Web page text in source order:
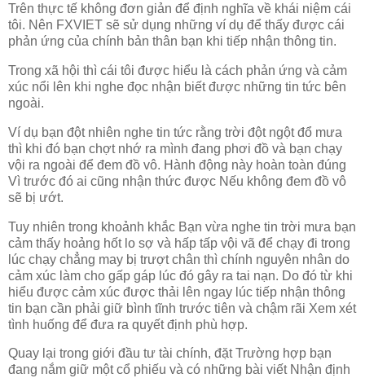
Trên thực tế không đơn giản để định nghĩa về khái niệm cái
tôi. Nên FXVIET sẽ sử dụng những ví dụ để thấy được cái
phản ứng của chính bản thân bạn khi tiếp nhận thông tin.
Trong xã hội thì cái tôi được hiểu là cách phản ứng và cảm
xúc nổi lên khi nghe đọc nhận biết được những tin tức bên
ngoài.
Ví dụ bạn đột nhiên nghe tin tức rằng trời đột ngột đổ mưa
thì khi đó bạn chợt nhớ ra mình đang phơi đồ và bạn chạy
vội ra ngoài để đem đồ vô. Hành động này hoàn toàn đúng
Vì trước đó ai cũng nhận thức được Nếu không đem đồ vô
sẽ bị ướt.
Tuy nhiên trong khoảnh khắc Bạn vừa nghe tin trời mưa bạn
cảm thấy hoảng hốt lo sợ và hấp tấp vội vã để chạy đi trong
lúc chạy chẳng may bị trượt chân thì chính nguyên nhân do
cảm xúc làm cho gấp gáp lúc đó gây ra tai nạn. Do đó từ khi
hiểu được cảm xúc được thải lên ngay lúc tiếp nhận thông
tin bạn cần phải giữ bình tĩnh trước tiên và chậm rãi Xem xét
tình huống để đưa ra quyết định phù hợp.
Quay lại trong giới đầu tư tài chính, đặt Trường hợp bạn
đang nắm giữ một cổ phiếu và có những bài viết Nhận định